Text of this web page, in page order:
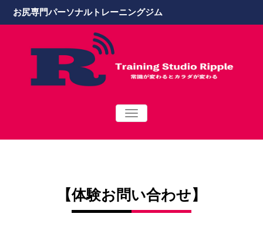
お尻専門パーソナルトレーニングジム
TOGGLE
NAVIGATION
【体験お問い合わせ】